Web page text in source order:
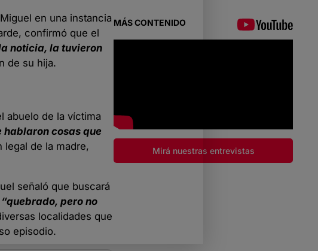
en una instancia
confirmó que el
noticia, la tuvieron
de su hija.
abuelo de la víctima
hablaron cosas que
legal de la madre,
señaló que buscará
“quebrado, pero no
localidades que
episodio.
MÁS CONTENIDO
Mirá nuestras entrevistas